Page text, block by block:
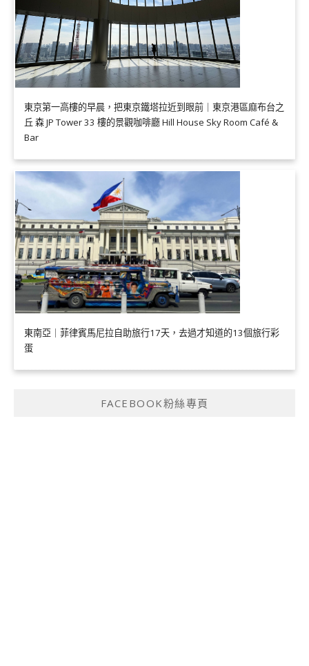
東京第一高樓的早晨，把東京鐵塔拉近到眼前｜東京港區麻布台之
丘 森 JP Tower 33 樓的景觀咖啡廳 Hill House Sky Room Café &
Bar
東南亞｜菲律賓馬尼拉自助旅行17天，去過才知道的13個旅行彩
蛋
FACEBOOK粉絲專頁